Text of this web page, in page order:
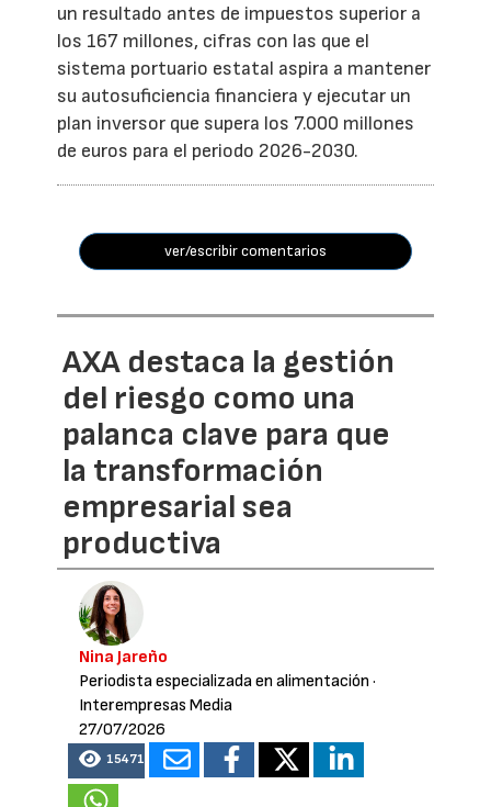
un resultado antes de impuestos superior a
los 167 millones, cifras con las que el
sistema portuario estatal aspira a mantener
su autosuficiencia financiera y ejecutar un
plan inversor que supera los 7.000 millones
de euros para el periodo 2026-2030.
ver/escribir comentarios
AXA destaca la gestión
del riesgo como una
palanca clave para que
la transformación
empresarial sea
productiva
Nina Jareño
Periodista especializada en alimentación ·
Interempresas Media
27/07/2026
15471